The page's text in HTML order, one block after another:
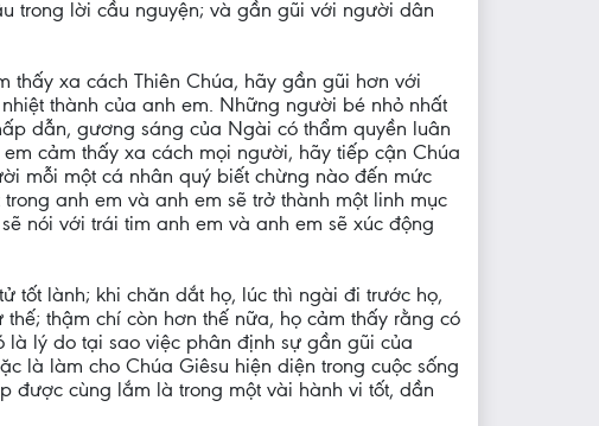
trong lời cầu nguyện; và gần gũi với người dân
xa cách Thiên Chúa, hãy gần gũi hơn với
thành của anh em. Những người bé nhỏ nhất
dẫn, gương sáng của Ngài có thẩm quyền luân
cảm thấy xa cách mọi người, hãy tiếp cận Chúa
mỗi một cá nhân quý biết chừng nào đến mức
anh em và anh em sẽ trở thành một linh mục
nói với trái tim anh em và anh em sẽ xúc động
tốt lành; khi chăn dắt họ, lúc thì ngài đi trước họ,
thậm chí còn hơn thế nữa, họ cảm thấy rằng có
lý do tại sao việc phân định sự gần gũi của
là làm cho Chúa Giêsu hiện diện trong cuộc sống
được cùng lắm là trong một vài hành vi tốt, dần